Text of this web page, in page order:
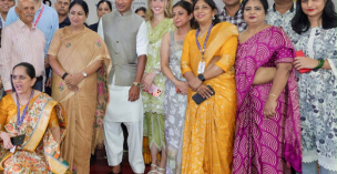
RELATED TOPICS:
BRITISH LIBRARY
DEPARTMENT OF ARABIC
AKHTAR
UNIVERSITY OF DELHI
UP
میں پیش ہوئیں الکالامبا،ملی